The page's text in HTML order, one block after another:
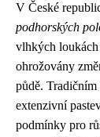
V České
podhorských
vlhkých loukách
ohrožovány
půdě.
extenzivní
podmínky pro